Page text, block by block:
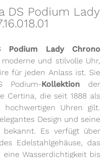
DS Podium Lady
Podium Lady Chrono
und stilvolle Uhr,
für jeden Anlass ist. Sie
Podium-Kollektion der
Certina, die seit 1888 als
hochwertigen Uhren gilt.
Design und seine
bekannt. Es verfügt über
Edelstahlgehäuse, das
Wasserdichtigkeit bis